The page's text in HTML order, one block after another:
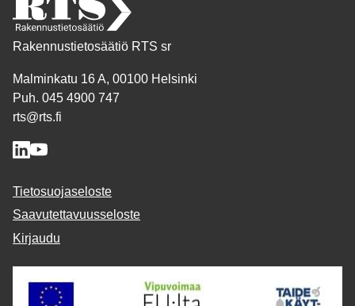
Rakennustietosäätiö RTS sr
Malminkatu 16 A, 00100 Helsinki
Puh. 045 4900 747
rts@rts.fi
Tietosuojaseloste
Saavutettavuusseloste
Kirjaudu